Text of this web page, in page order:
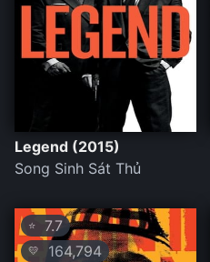
Legend (2015)
Song Sinh Sát Thủ
⭐ 7.7
💛 164,794